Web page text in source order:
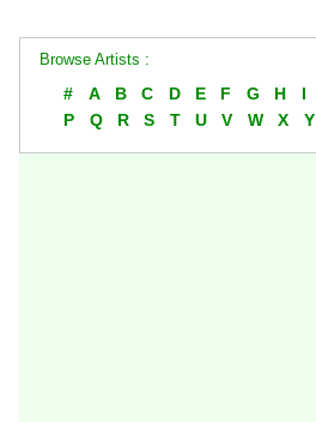
Browse Artists :
# A B C D E F G H I
P
Q R S T U V W X Y